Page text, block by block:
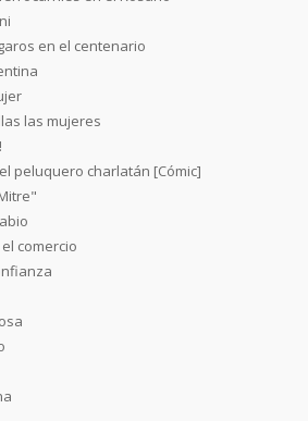
en el centenario
las mujeres
peluquero charlatán [Cómic]
comercio